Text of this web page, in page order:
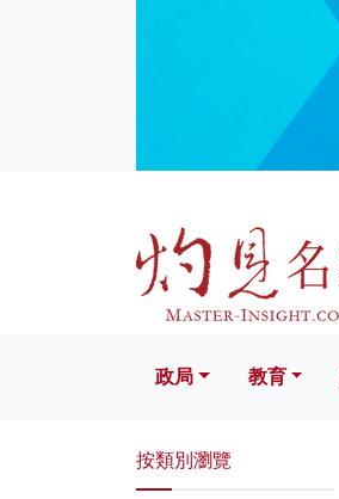
文化
政局 教育
按類別瀏覽